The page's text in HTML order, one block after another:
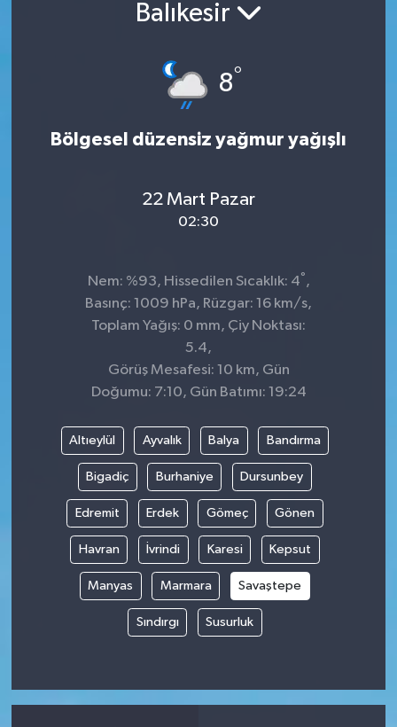
Balıkesir
8°
Bölgesel düzensiz yağmur yağışlı
22 Mart Pazar
02:30
Nem: %93, Hissedilen Sıcaklık: 4° ,
Basınç: 1009 hPa, Rüzgar: 16 km/s,
Toplam Yağış: 0 mm, Çiy Noktası:
5.4,
Görüş Mesafesi: 10 km, Gün
Doğumu: 7:10, Gün Batımı: 19:24
Altıeylül Ayvalık Balya Bandırma
Bigadiç Burhaniye Dursunbey
Edremit Erdek Gömeç Gönen
Havran İvrindi Karesi Kepsut
Manyas Marmara Savaştepe
Sındırgı Susurluk